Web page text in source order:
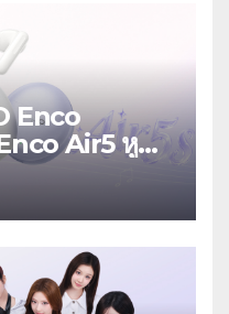
Enco
Air5 หูฟัง
พร้อมระบบ
ายเหมือนไม่ได้